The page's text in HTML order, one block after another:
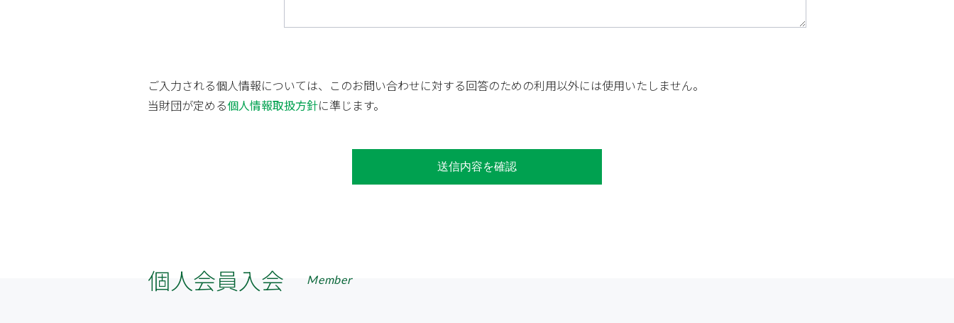
ご入力される個人情報については、このお問い合わせに対する回答のための利用以外には使用いたしません。
当財団が定める個人情報取扱方針に準じます。
送信内容を確認
個人会員入会 Member